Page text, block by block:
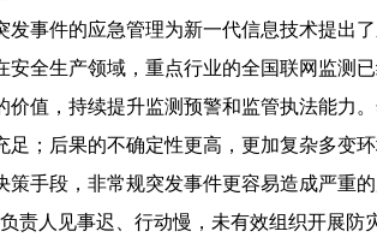
发事件的应急管理为新一代信息技术提出
安全生产领域，重点行业的全国联网监测
价值，持续提升监测预警和监管执法能力
足；后果的不确定性更高，更加复杂多变
策手段，非常规突发事件更容易造成严重
责人见事迟、行动慢，未有效组织开展